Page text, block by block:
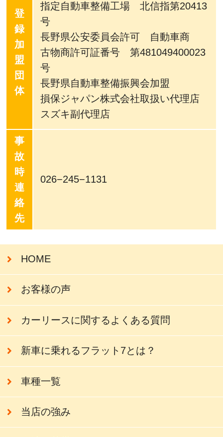
登
録
加
盟
団
体
指定自動車整備工場 北信指第20413
号
長野県公安委員会許可 自動車商
古物商許可証番号 第481049400023
号
長野県自動車整備振興会加盟
損保ジャパン株式会社取扱い代理店
スズキ副代理店
事
故
時
連
絡
先
026−245−1131
HOME
お客様の声
カーリースに関するよくある質問
新車に乗れるフラット7とは？
車種一覧
当店の強み